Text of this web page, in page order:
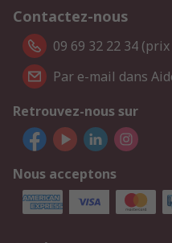
Contactez-nous
09 69 32 22 34
Par e-mail dans
Retrouvez-nous sur
Nous acceptons